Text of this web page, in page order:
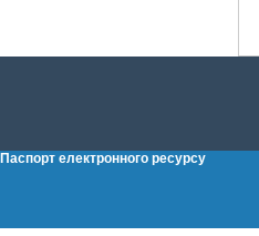
Паспорт електронного ресурсу